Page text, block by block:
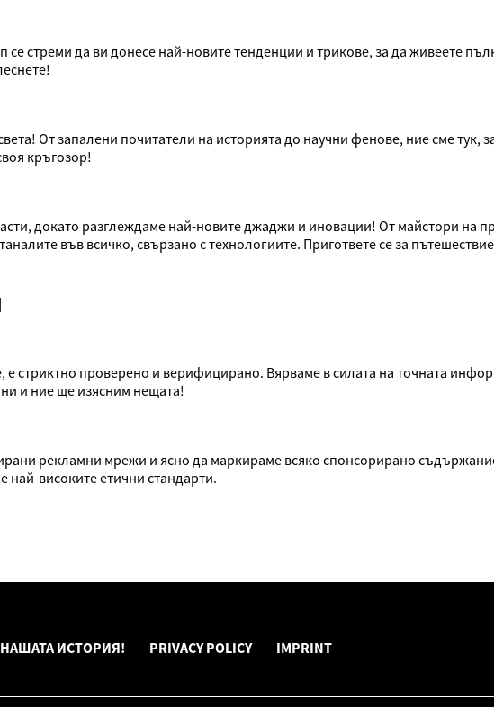
се стреми да ви донесе най-новите тенденции и трикове, за да живеете
От запалени почитатели на историята до научни фенове, ние сме тук,
кръгозор!
докато разглеждаме най-новите джаджи и иновации! От майстори на
във всичко, свързано с технологиите. Пригответе се за
стриктно проверено и верифицирано. Вярваме в силата на точната
и ние ще изясним нещата!
рекламни мрежи и ясно да маркираме всяко спонсорирано
най-високите етични стандарти.
ИСТОРИЯ! PRIVACY POLICY IMPRINT